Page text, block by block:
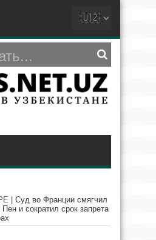
Суд во Франции смягчил
и сократил срок запрета